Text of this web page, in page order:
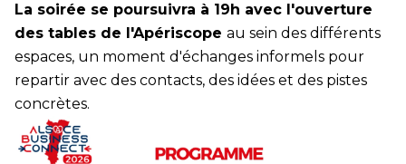
La soirée se poursuivra à 19h avec l'ouverture
des tables de l'Apériscope au sein des différents
espaces, un moment d'échanges informels pour
repartir avec des contacts, des idées et des pistes
concrètes.